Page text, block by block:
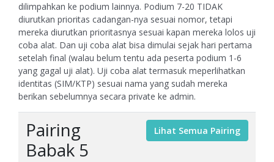
dilimpahkan ke podium lainnya. Podium 7-20 TIDAK
diurutkan prioritas cadangan-nya sesuai nomor, tetapi
mereka diurutkan prioritasnya sesuai kapan mereka lolos uji
coba alat. Dan uji coba alat bisa dimulai sejak hari pertama
setelah final (walau belum tentu ada peserta podium 1-6
yang gagal uji alat). Uji coba alat termasuk meperlihatkan
identitas (SIM/KTP) sesuai nama yang sudah mereka
berikan sebelumnya secara private ke admin.
Pairing
Babak 5